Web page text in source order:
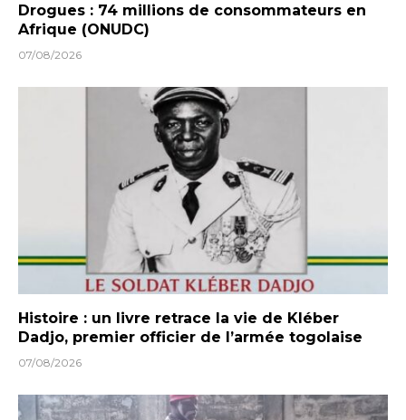
Drogues : 74 millions de consommateurs en
Afrique (ONUDC)
07/08/2026
Histoire : un livre retrace la vie de Kléber
Dadjo, premier officier de l’armée togolaise
07/08/2026